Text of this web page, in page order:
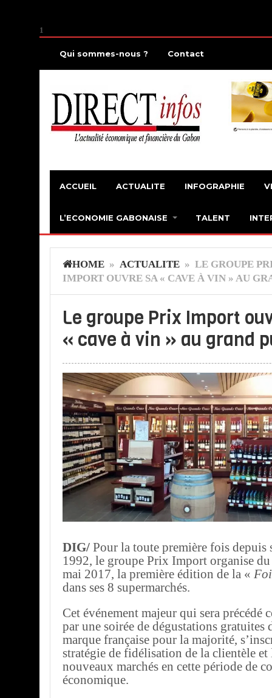
1
Qui sommes-nous ? Contact
ACCUEIL ACTUALITE INFOGRAPHIE
L’ECONOMIE GABONAISE TALENT
HOME » ACTUALITE » LE GROUPE
IMPORT OUVRE SA « CAVE À VIN » AU
Le groupe Prix Import
« cave à vin » au grand
DIG/ Pour la toute première fois depuis
1992, le groupe Prix Import organise
mai 2017, la première édition de la «
dans ses 8 supermarchés.
Cet événement majeur qui sera précédé
par une soirée de dégustations gratuites
marque française pour la majorité,
stratégie de fidélisation de la clientèle et
nouveaux marchés en cette période de
économique.